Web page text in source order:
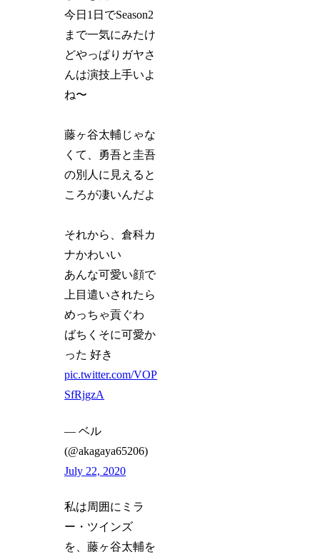
今日1日でSeason2
まで一気にみたけ
どやっぱりガヤさ
んは演技上手いよ
ね〜
藤ヶ谷太輔じゃな
くて、勇吾と圭吾
の別人に見えると
ころが凄いんだよ
それから、倉科カ
ナかわいい
あんな可愛い顔で
上目遣いされたら
めっちゃ貢ぐわ
ばちくそに可愛か
った 好き
pic.twitter.com/VOP
SfRjgzA
— ベル
(@akagaya65206)
July 22, 2020
私は周囲にミラ
ー・ツインズ
を、藤ヶ谷太輔を